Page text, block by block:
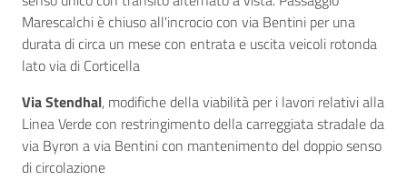
Marescalchi è chiuso all'incrocio con via Bentini per una
durata di circa un mese con entrata e uscita veicoli rotonda
lato via di Corticella
Via Stendhal, modifiche della viabilità per i lavori relativi alla
Linea Verde con restringimento della carreggiata stradale da
via Byron a via Bentini con mantenimento del doppio senso
di circolazione